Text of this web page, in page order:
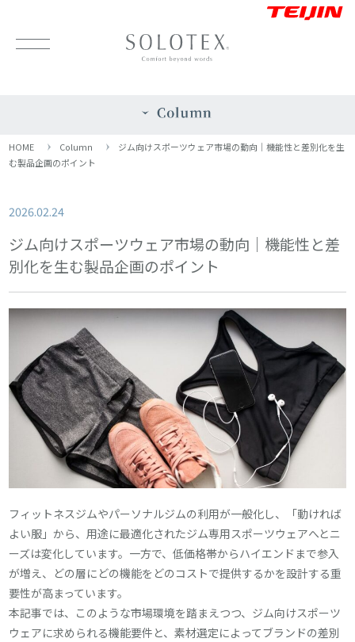
HOME Column
ジム向けスポーツウェア市場の動向｜機能性と差別化を生
む製品企画のポイント
2026.02.24
ジム向けスポーツウェア市場の動向｜機能性と差
別化を生む製品企画のポイント
フィットネスジムやパーソナルジムの利用が一般化し、「動ければ
よい服」から、用途に最適化されたジム専用スポーツウェアへとニ
ーズは変化しています。一方で、低価格帯からハイエンドまで参入
が増え、どの層にどの機能をどのコストで提供するかを設計する重
要性が高まっています。
本記事では、このような市場環境を踏まえつつ、ジム向けスポーツ
ウェアに求められる機能要件と、素材選定によってブランドの差別